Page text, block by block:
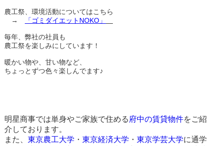
農工祭、環境活動についてはこちら
→
「ゴミダイエットNOKO」
毎年、弊社の社員も
農工祭を楽しみにしています！
暖かい物や、甘い物など、
ちょっとずつ色々楽しんでます♪
明星商事では単身やご家族で住める府中の賃貸物件をご紹
介しております。
また、 東京農工大学 ・ 東京経済大学 ・ 東京学芸大学に通学